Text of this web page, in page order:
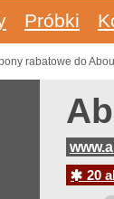
Próbki
rabatowe do
20